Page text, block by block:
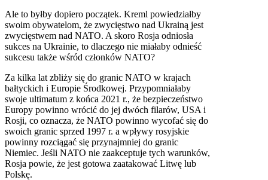
Ale to byłby dopiero początek. Kreml powiedziałby
swoim obywatelom, że zwycięstwo nad Ukrainą jest
zwycięstwem nad NATO. A skoro Rosja odniosła
sukces na Ukrainie, to dlaczego nie miałaby odnieść
sukcesu także wśród członków NATO?
Za kilka lat zbliży się do granic NATO w krajach
bałtyckich i Europie Środkowej. Przypomniałaby
swoje ultimatum z końca 2021 r., że bezpieczeństwo
Europy powinno wrócić do jej dwóch filarów, USA i
Rosji, co oznacza, że NATO powinno wycofać się do
swoich granic sprzed 1997 r. a wpływy rosyjskie
powinny rozciągać się przynajmniej do granic
Niemiec. Jeśli NATO nie zaakceptuje tych warunków,
Rosja powie, że jest gotowa zaatakować Litwę lub
Polskę.